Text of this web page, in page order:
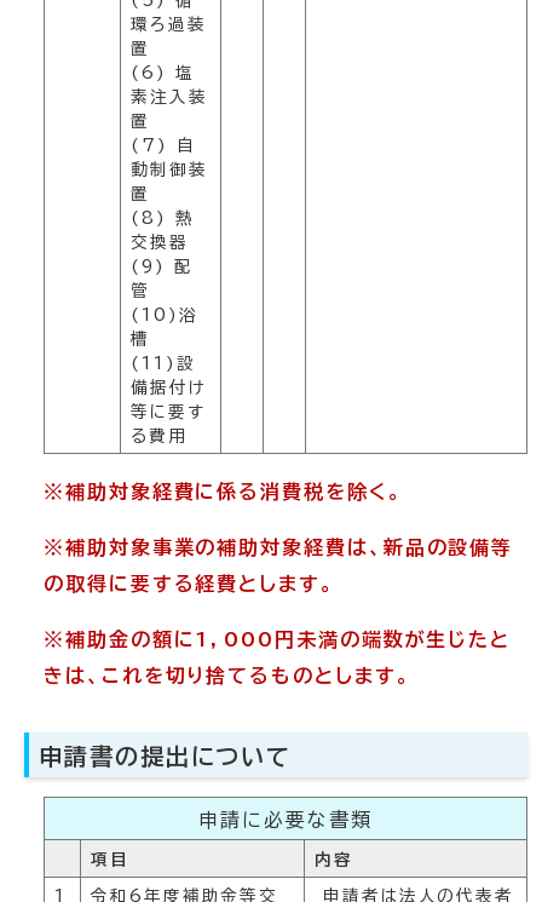
環ろ過装
置
(6) 塩
素注入装
置
(7) 自
動制御装
置
(8) 熱
交換器
(9) 配
管
(10)浴
槽
(11)設
備据付け
等に要す
る費用
※補助対象経費に係る消費税を除く。
※補助対象事業の補助対象経費は、新品の設備等
の取得に要する経費とします。
※補助金の額に1，000円未満の端数が生じたと
きは、これを切り捨てるものとします。
申請書の提出について
申請に必要な書類
項目 内容
1 令和6年度補助金等交 申請者は法人の代表者